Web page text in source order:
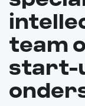
team
start-